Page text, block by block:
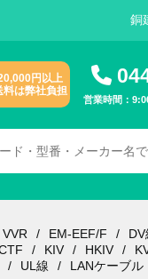
銅
円以上
料は弊社負担
営業時間：
VVR EM-EEF/F DV
KIV HKIV
UL線
LANケーブル